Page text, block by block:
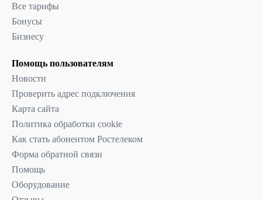
Все тарифы
Бонусы
Бизнесу
Помощь пользователям
Новости
Проверить адрес подключения
Карта сайта
Политика обработки cookie
Как стать абонентом Ростелеком
Форма обратной связи
Помощь
Оборудование